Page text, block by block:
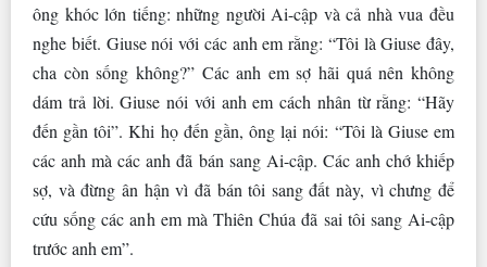
ông khóc lớn tiếng: những người Ai-cập và cả nhà vua đều
nghe biết. Giuse nói với các anh em rằng: “Tôi là Giuse đây,
cha còn sống không?” Các anh em sợ hãi quá nên không
dám trả lời. Giuse nói với anh em cách nhân từ rằng: “Hãy
đến gần tôi”. Khi họ đến gần, ông lại nói: “Tôi là Giuse em
các anh mà các anh đã bán sang Ai-cập. Các anh chớ khiếp
sợ, và đừng ân hận vì đã bán tôi sang đất này, vì chưng để
cứu sống các anh em mà Thiên Chúa đã sai tôi sang Ai-cập
trước anh em”.